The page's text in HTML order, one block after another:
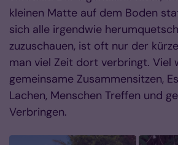
kleinen Matte auf dem Boden
sich alle irgendwie
zuzuschauen, ist oft nur der
man viel Zeit dort verbringt. Viel
gemeinsame Zusammensitzen,
Lachen, Menschen Treffen und
Verbringen.